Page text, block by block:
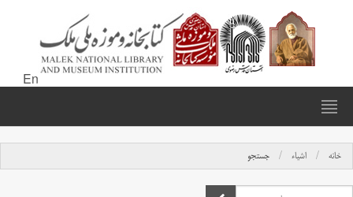
En
خانه اشیاء جستجو